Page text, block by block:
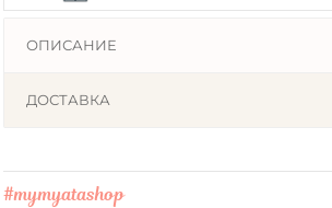
ОПИСАНИЕ
ДОСТАВКА
#mymyatashop